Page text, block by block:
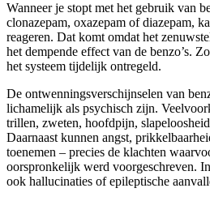
Wanneer je stopt met het gebruik van
clonazepam, oxazepam of diazepam,
reageren. Dat komt omdat het
het dempende effect van de benzo’s.
het systeem tijdelijk ontregeld.
De ontwenningsverschijnselen van
lichamelijk als psychisch zijn.
trillen, zweten, hoofdpijn,
Daarnaast kunnen angst,
toenemen – precies de klachten
oorspronkelijk werd voorgeschreven.
ook hallucinaties of epileptische